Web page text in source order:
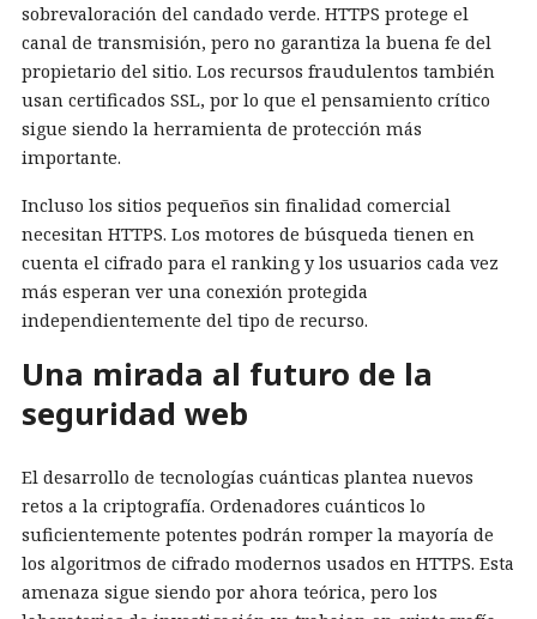
sobrevaloración del candado verde. HTTPS protege el
canal de transmisión, pero no garantiza la buena fe del
propietario del sitio. Los recursos fraudulentos también
usan certificados SSL, por lo que el pensamiento crítico
sigue siendo la herramienta de protección más
importante.
Incluso los sitios pequeños sin finalidad comercial
necesitan HTTPS. Los motores de búsqueda tienen en
cuenta el cifrado para el ranking y los usuarios cada vez
más esperan ver una conexión protegida
independientemente del tipo de recurso.
Una mirada al futuro de la
seguridad web
El desarrollo de tecnologías cuánticas plantea nuevos
retos a la criptografía. Ordenadores cuánticos lo
suficientemente potentes podrán romper la mayoría de
los algoritmos de cifrado modernos usados en HTTPS. Esta
amenaza sigue siendo por ahora teórica, pero los